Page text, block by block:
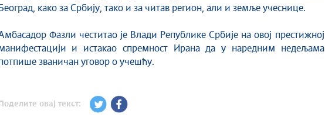
Београд, како за Србију, тако и за читав регион, али и земље учеснице.
Фазли честитао је Влади Републике Србије на овој престижној
и истакао спремност Ирана да у наредним недељама
званичан уговор о учешћу.
Поделите овај текст: